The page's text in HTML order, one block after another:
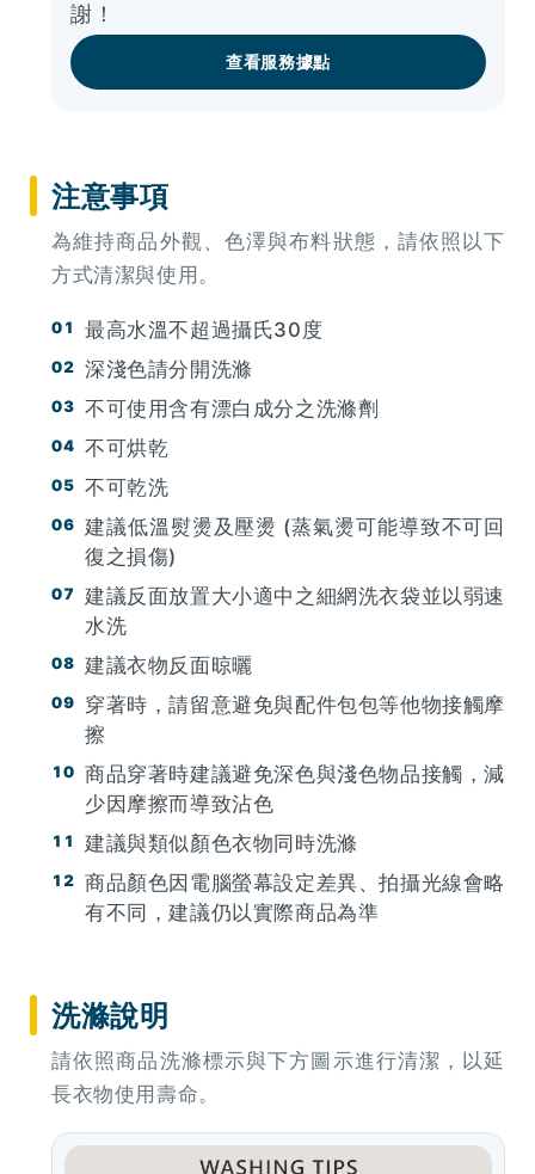
謝！
查看服務據點
注意事項
為維持商品外觀、色澤與布料狀態，請依照以下
方式清潔與使用。
最高水溫不超過攝氏30度
深淺色請分開洗滌
不可使用含有漂白成分之洗滌劑
不可烘乾
不可乾洗
建議低溫熨燙及壓燙 (蒸氣燙可能導致不可回
復之損傷)
建議反面放置大小適中之細網洗衣袋並以弱速
水洗
建議衣物反面晾曬
穿著時，請留意避免與配件包包等他物接觸摩
擦
商品穿著時建議避免深色與淺色物品接觸，減
少因摩擦而導致沾色
建議與類似顏色衣物同時洗滌
商品顏色因電腦螢幕設定差異、拍攝光線會略
有不同，建議仍以實際商品為準
洗滌說明
請依照商品洗滌標示與下方圖示進行清潔，以延
長衣物使用壽命。